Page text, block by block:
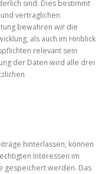
sind. Dies bestimmt
vertraglichen
bewahren wir die
als auch im Hinblick
relevant sein
der Daten wird alle drei
hinterlassen, können
Interessen im
gespeichert werden. Das